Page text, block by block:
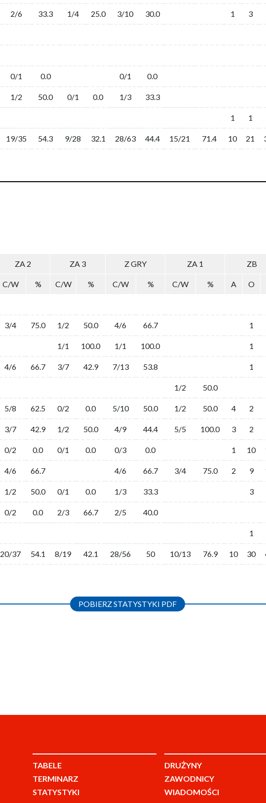
2/6 33.3 1/4 25.0 3/10 30.0 1 3
0/1 0.0 0/1 0.0
1/2 50.0 0/1 0.0 1/3 33.3
1 1
19/35 54.3 9/28 32.1 28/63 44.4 15/21 71.4 10 21
ZA 2 ZA 3 Z GRY ZA 1
ZB
C/W
% C/W % C/W % C/W % A O
3/4 75.0 1/2 50.0 4/6 66.7 1
1/1 100.0 1/1 100.0 1
4/6 66.7 3/7 42.9 7/13 53.8 1
1/2 50.0
5/8 62.5 0/2 0.0 5/10 50.0 1/2 50.0 4 2
3/7 42.9 1/2 50.0 4/9 44.4 5/5 100.0 3 2
0/2 0.0 0/1 0.0 0/3 0.0 1 10
4/6 66.7 4/6 66.7 3/4 75.0 2 9
1/2 50.0 0/1 0.0 1/3 33.3 3
0/2 0.0 2/3 66.7 2/5 40.0
1
20/37 54.1 8/19 42.1 28/56 50 10/13 76.9 10 30
POBIERZ STATYSTYKI PDF
TABELE
TERMINARZ
STATYSTYKI
DRUŻYNY
ZAWODNICY
WIADOMOŚCI